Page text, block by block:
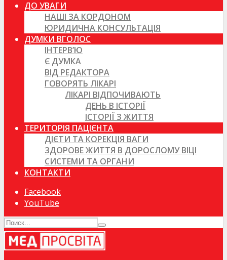
ДО УВАГИ
НАШІ ЗА КОРДОНОМ
ЮРИДИЧНА КОНСУЛЬТАЦІЯ
ДУМКИ ВГОЛОС
ІНТЕРВ’Ю
Є ДУМКА
ВІД РЕДАКТОРА
ГОВОРЯТЬ ЛІКАРІ
ЛІКАРІ ВІДПОЧИВАЮТЬ
ДЕНЬ В ІСТОРІЇ
ІСТОРІЇ З ЖИТТЯ
ТЕРИТОРІЯ ПАЦІЄНТА
ДІЄТИ ТА КОРЕКЦІЯ ВАГИ
ЗДОРОВЕ ЖИТТЯ В ДОРОСЛОМУ ВІЦІ
СИСТЕМИ ТА ОРГАНИ
КОНТАКТИ
Facebook
YouTube